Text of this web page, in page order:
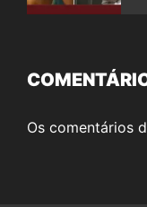
Os comentários